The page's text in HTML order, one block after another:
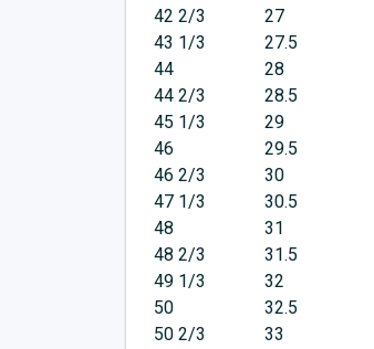
42 2/3
27
43 1/3
27.5
44
28
44 2/3
28.5
45 1/3
29
46
29.5
46 2/3
30
47 1/3
30.5
48
31
48 2/3
31.5
49 1/3
32
50
32.5
50 2/3
33